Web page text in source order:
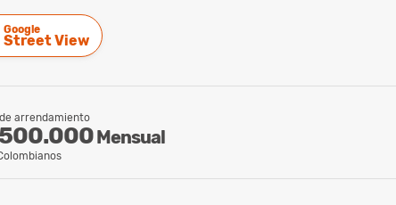
Google
Street View
arrendamiento
Mensual